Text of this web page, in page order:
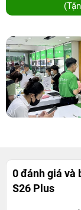
0 đánh giá và
S26 Plus